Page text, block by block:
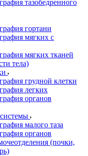
тазобедренного
гортани
мягких с
мягких тканей
тела)
грудной клетки
легких
органов
малого таза
органов
(почки,